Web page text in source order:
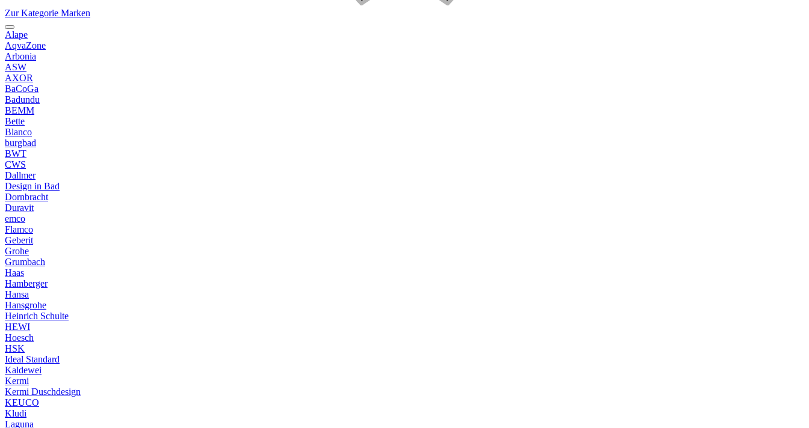
Zur Kategorie Marken
Alape
AqvaZone
Arbonia
ASW
AXOR
BaCoGa
Badundu
BEMM
Bette
Blanco
burgbad
BWT
CWS
Dallmer
Design in Bad
Dornbracht
Duravit
emco
Flamco
Geberit
Grohe
Grumbach
Haas
Hamberger
Hansa
Hansgrohe
Heinrich Schulte
HEWI
Hoesch
HSK
Ideal Standard
Kaldewei
Kermi
Kermi Duschdesign
KEUCO
Kludi
Laguna